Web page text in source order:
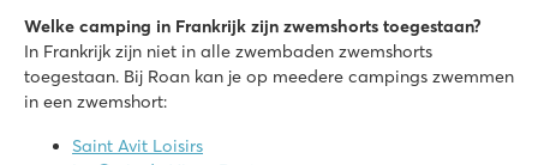
La Grande Métairie
La Grande Métairie
Frankrijk - Noord-Frankrijk - Bretagne - Carnac
Welke camping in Frankrijk zijn zwemshorts toegestaan?
In Frankrijk zijn niet in alle zwembaden zwemshorts
toegestaan. Bij Roan kan je op meedere campings zwemmen
in een zwemshort:
Saint Avit Loisirs